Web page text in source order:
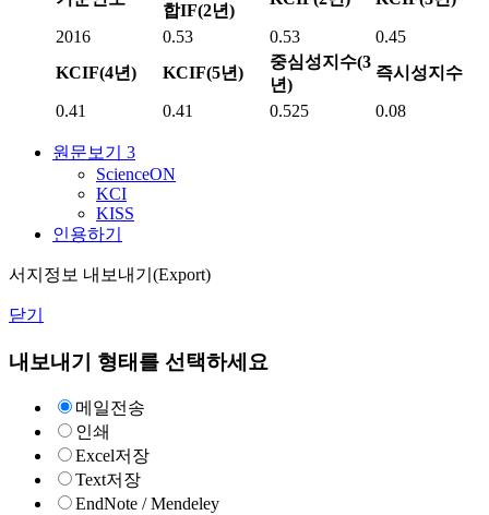
합IF(2년)
2016 0.53 0.53
0.45
KCIF(4년)
KCIF(5년)
중심성지수(3
년)
즉시성지수
0.41 0.41 0.525 0.08
원문보기 3
ScienceON
KCI
KISS
인용하기
서지정보 내보내기(Export)
닫기
내보내기 형태를 선택하세요
메일전송
인쇄
Excel저장
Text저장
EndNote / Mendeley